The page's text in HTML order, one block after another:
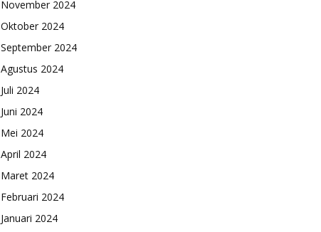
November 2024
Oktober 2024
September 2024
Agustus 2024
Juli 2024
Juni 2024
Mei 2024
April 2024
Maret 2024
Februari 2024
Januari 2024